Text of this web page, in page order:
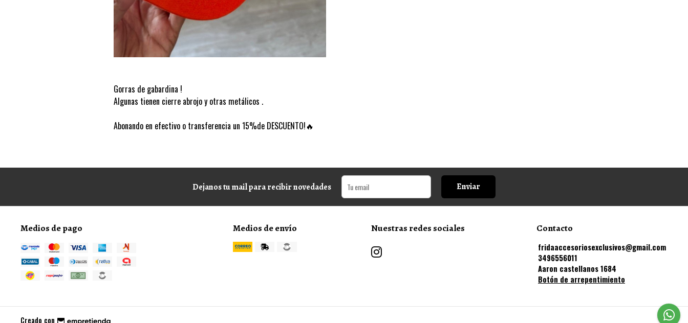
Gorras de gabardina !
Algunas tienen cierre abrojo y otras metálicos .
Abonando en efectivo o transferencia un 15%de DESCUENTO!🔥
Dejanos tu mail para recibir novedades Enviar
Medios de pago Medios de envío Nuestras redes sociales Contacto
fridaaccesoriosexclusivos@gmail.com
3496556011
Aaron castellanos 1684
Botón de arrepentimiento
Creado con